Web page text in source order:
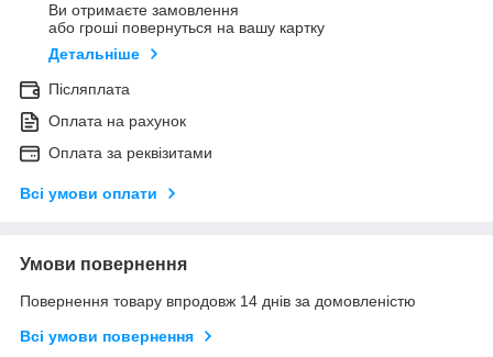
Ви отримаєте замовлення
або гроші повернуться на вашу картку
Детальніше
Післяплата
Оплата на рахунок
Оплата за реквізитами
Всі умови оплати
Умови повернення
Повернення товару впродовж 14 днів за домовленістю
Всі умови повернення